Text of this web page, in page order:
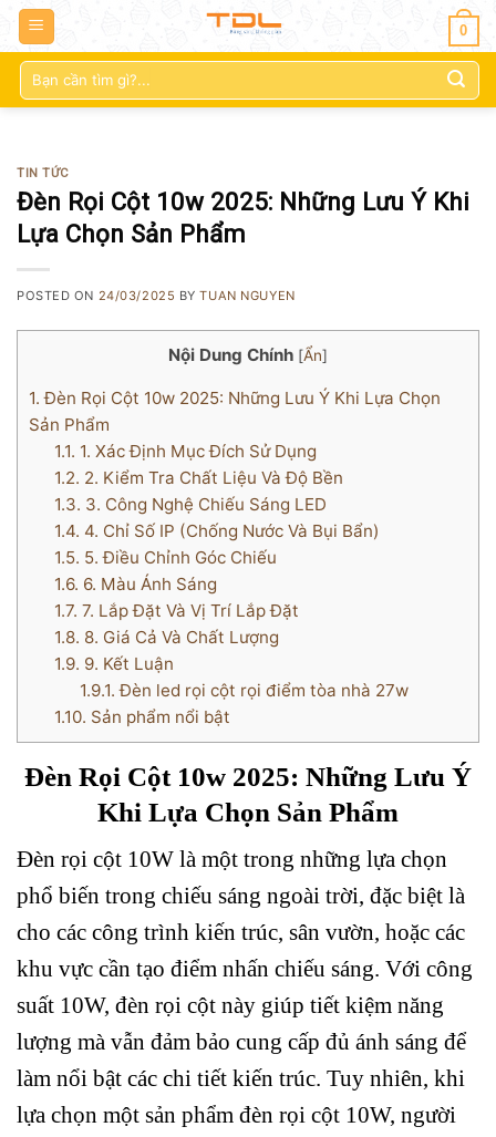
0
Tìm
kiếm:
TIN TỨC
Đèn Rọi Cột 10w 2025: Những Lưu Ý Khi
Lựa Chọn Sản Phẩm
POSTED ON 24/03/2025 BYTUAN NGUYEN
Nội Dung Chính [Ẩn]
1. Đèn Rọi Cột 10w 2025: Những Lưu Ý Khi Lựa Chọn
Sản Phẩm
1.1. 1. Xác Định Mục Đích Sử Dụng
1.2. 2. Kiểm Tra Chất Liệu Và Độ Bền
1.3. 3. Công Nghệ Chiếu Sáng LED
1.4. 4. Chỉ Số IP (Chống Nước Và Bụi Bẩn)
1.5. 5. Điều Chỉnh Góc Chiếu
1.6. 6. Màu Ánh Sáng
1.7. 7. Lắp Đặt Và Vị Trí Lắp Đặt
1.8. 8. Giá Cả Và Chất Lượng
1.9. 9. Kết Luận
1.9.1. Đèn led rọi cột rọi điểm tòa nhà 27w
1.10. Sản phẩm nổi bật
Đèn Rọi Cột 10w 2025: Những Lưu Ý
Khi Lựa Chọn Sản Phẩm
Đèn rọi cột 10W là một trong những lựa chọn
phổ biến trong chiếu sáng ngoài trời, đặc biệt là
cho các công trình kiến trúc, sân vườn, hoặc các
khu vực cần tạo điểm nhấn chiếu sáng. Với công
suất 10W, đèn rọi cột này giúp tiết kiệm năng
lượng mà vẫn đảm bảo cung cấp đủ ánh sáng để
làm nổi bật các chi tiết kiến trúc. Tuy nhiên, khi
lựa chọn một sản phẩm đèn rọi cột 10W, người